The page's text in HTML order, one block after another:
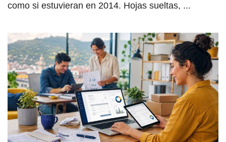
como si estuvieran en 2014. Hojas sueltas, ...